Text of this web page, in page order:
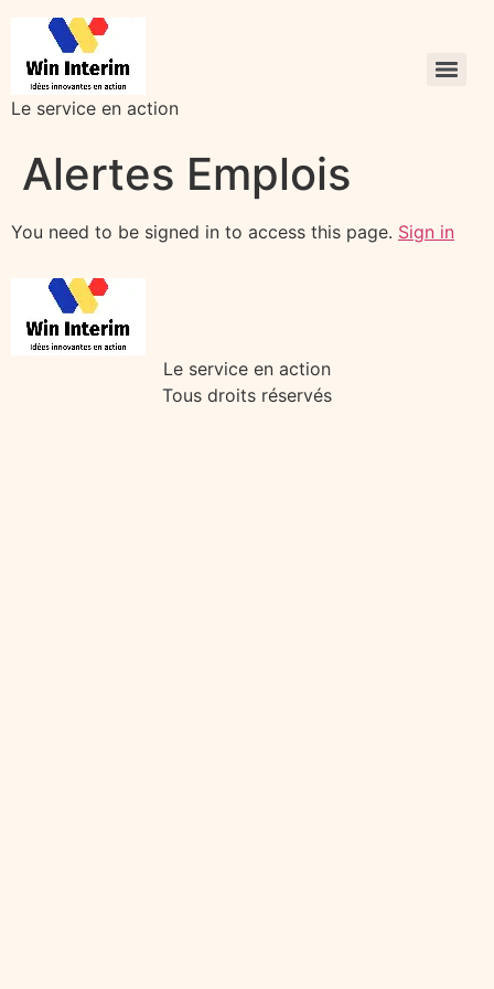
Le service en action
Alertes Emplois
You need to be signed in to access this page. Sign in
Le service en action
Tous droits réservés